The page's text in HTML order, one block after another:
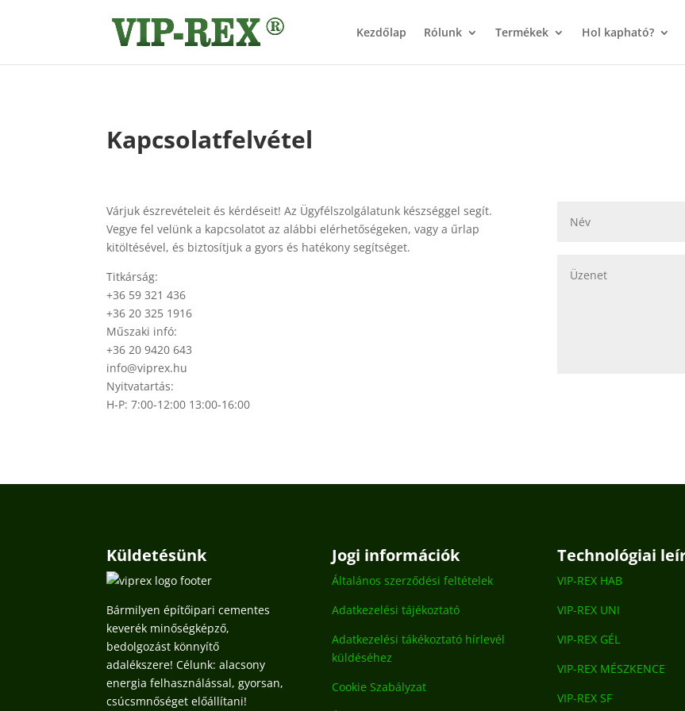
Kezdőlap Rólunk Termékek Hol kapható?
Kapcsolatfelvétel
Várjuk észrevételeit és kérdéseit! Az Ügyfélszolgálatunk készséggel segít.
Vegye fel velünk a kapcsolatot az alábbi elérhetőségeken, vagy a űrlap
kitöltésével, és biztosítjuk a gyors és hatékony segítséget.
Titkárság:
+36 59 321 436
+36 20 325 1916
Műszaki infó:
+36 20 9420 643
info@viprex.hu
Nyitvatartás:
H-P: 7:00-12:00 13:00-16:00
Küldetésünk
Bármilyen építőipari cementes
keverék minőségképző,
bedolgozást könnyítő
adalékszere! Célunk: alacsony
energia felhasználással, gyorsan,
csúcsmnőséget előállítani!
Jogi információk
Általános szerződési feltételek
Adatkezelési tájékoztató
Adatkezelési tákékoztató hírlevél
küldéséhez
Cookie Szabályzat
Technológiai
VIP-REX HAB
VIP-REX UNI
VIP-REX GÉL
VIP-REX MÉSZKENCE
VIP-REX SF